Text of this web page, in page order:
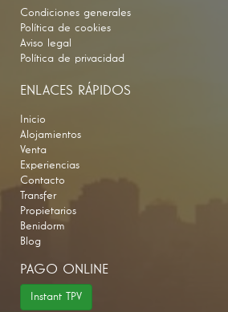
Condiciones generales
Política de cookies
Aviso legal
Política de privacidad
ENLACES RÁPIDOS
Inicio
Alojamientos
Venta
Experiencias
Contacto
Transfer
Propietarios
Benidorm
Blog
PAGO ONLINE
Instant TPV